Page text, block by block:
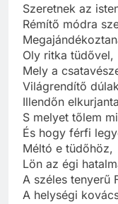
Szeretnek az
Rémítő módra
Oly ritka tüdővel,
Mely a
Világrendítő
Illendőn
S melyet tőlem
És hogy férfi
Méltó e tüdőhöz,
Lön az égi
A széles tenyerű
A helységi